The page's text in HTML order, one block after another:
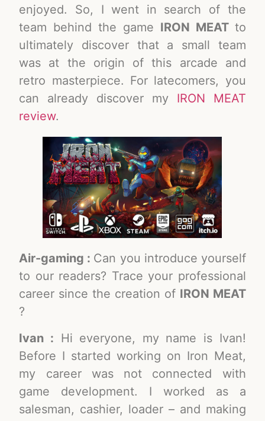
enjoyed. So, I went in search of the
team behind the game IRON MEAT to
ultimately discover that a small team
was at the origin of this arcade and
retro masterpiece. For latecomers, you
can already discover my IRON MEAT
review.
Air-gaming : Can you introduce yourself
to our readers? Trace your professional
career since the creation of IRON MEAT
?
Ivan : Hi everyone, my name is Ivan!
Before I started working on Iron Meat,
my career was not connected with
game development. I worked as a
salesman, cashier, loader – and making